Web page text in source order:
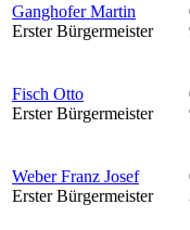
Ganghofer Martin
Erster Bürgermeister
Fisch Otto
Erster Bürgermeister
Weber Franz Josef
Erster Bürgermeister